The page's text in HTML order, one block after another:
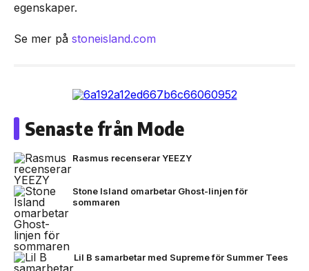
egenskaper.
Se mer på stoneisland.com
Senaste från Mode
Rasmus recenserar YEEZY
Stone Island omarbetar Ghost-linjen för
sommaren
Lil B samarbetar med Supreme för Summer Tees